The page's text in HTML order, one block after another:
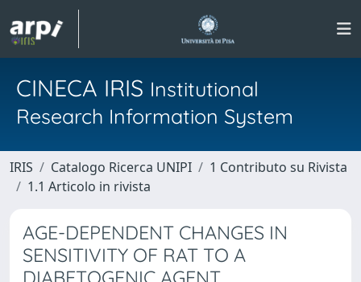
CINECA IRIS Institutional
Research Information System
IRIS Catalogo Ricerca UNIPI
1 Contributo su Rivista
1.1 Articolo in rivista
AGE-DEPENDENT CHANGES IN
SENSITIVITY OF RAT TO A